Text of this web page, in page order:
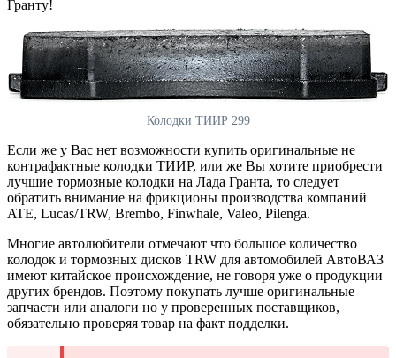
Гранту!
Колодки ТИИР 299
Если же у Вас нет возможности купить оригинальные не
контрафактные колодки ТИИР, или же Вы хотите приобрести
лучшие тормозные колодки на Лада Гранта, то следует
обратить внимание на фрикционы производства компаний
ATE, Lucas/TRW, Brembo, Finwhale, Valeo, Pilenga.
Многие автолюбители отмечают что большое количество
колодок и тормозных дисков TRW для автомобилей АвтоВАЗ
имеют китайское происхождение, не говоря уже о продукции
других брендов. Поэтому покупать лучше оригинальные
запчасти или аналоги но у проверенных поставщиков,
обязательно проверяя товар на факт подделки.